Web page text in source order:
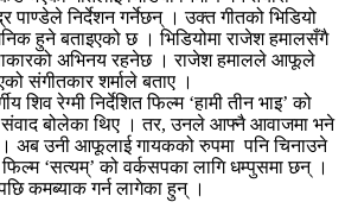
पाण्डेले निर्देशन गर्नेछन् । उक्त गीतको भिडियो
हुने बताइएको छ । भिडियोमा राजेश हमालसँगै
अभिनय रहनेछ । राजेश हमालले आफूले
संगीतकार शर्माले बताए ।
शिव रेग्मी निर्देशित फिल्म ‘हामी तीन भाइ’ को
संवाद बोलेका थिए । तर, उनले आफ्नै आवाजमा भने
। अब उनी आफूलाई गायकको रुपमा पनि चिनाउने
‘सत्यम्’ को वर्कसपका लागि धम्पुसमा छन् ।
कमब्याक गर्न लागेका हुन् ।